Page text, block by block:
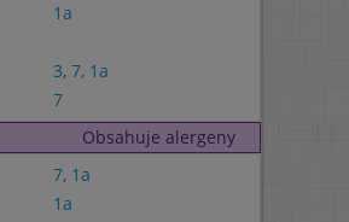
1a
3, 7, 1a
7
Obsahuje alergeny
7, 1a
1a